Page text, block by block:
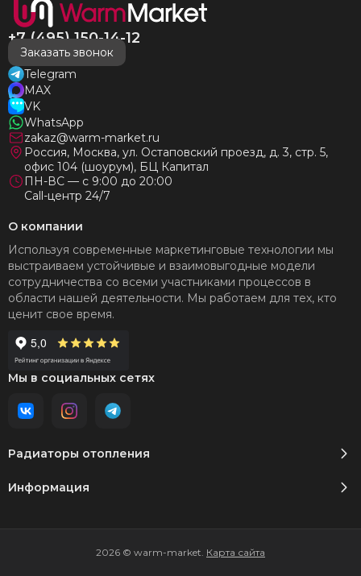
+7 (495) 150-14-12
Заказать звонок
Telegram
MAX
VK
WhatsApp
zakaz@warm-market.ru
Россия, Москва, ул. Остаповский проезд, д. 3, стр. 5,
офис 104 (шоурум), БЦ Капитал
ПН-ВС — с 9:00 до 20:00
Call-центр 24/7
Радиаторы отопления
Информация
О компании
Используя современные маркетинговые технологии мы
выстраиваем устойчивые и взаимовыгодные модели
сотрудничества со всеми участниками процессов в
области нашей деятельности. Мы работаем для тех, кто
ценит свое время.
Мы в социальных сетях
2026 © warm-market. Карта сайта